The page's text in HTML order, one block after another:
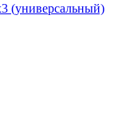
(универсальный)